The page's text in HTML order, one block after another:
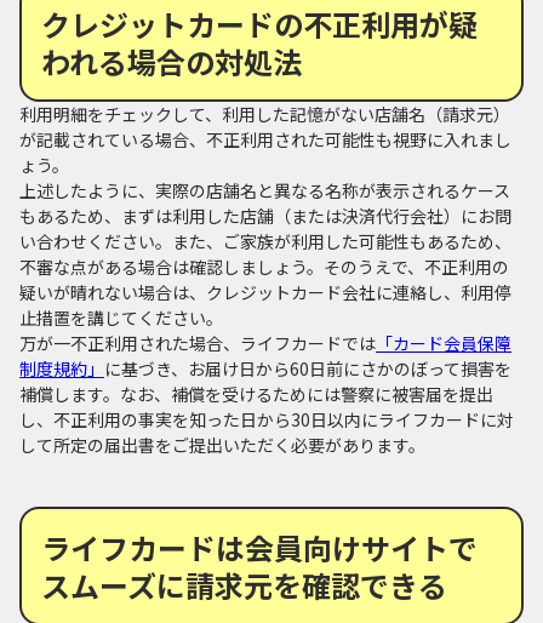
クレジットカードの不正利用が疑
われる場合の対処法
利用明細をチェックして、利用した記憶がない店舗名（請求元）
が記載されている場合、不正利用された可能性も視野に入れまし
ょう。
上述したように、実際の店舗名と異なる名称が表示されるケース
もあるため、まずは利用した店舗（または決済代行会社）にお問
い合わせください。また、ご家族が利用した可能性もあるため、
不審な点がある場合は確認しましょう。そのうえで、不正利用の
疑いが晴れない場合は、クレジットカード会社に連絡し、利用停
止措置を講じてください。
万が一不正利用された場合、ライフカードでは 「カード会員保障
制度規約」 に基づき、お届け日から60日前にさかのぼって損害を
補償します。なお、補償を受けるためには警察に被害届を提出
し、不正利用の事実を知った日から30日以内にライフカードに対
して所定の届出書をご提出いただく必要があります。
ライフカードは会員向けサイトで
スムーズに請求元を確認できる